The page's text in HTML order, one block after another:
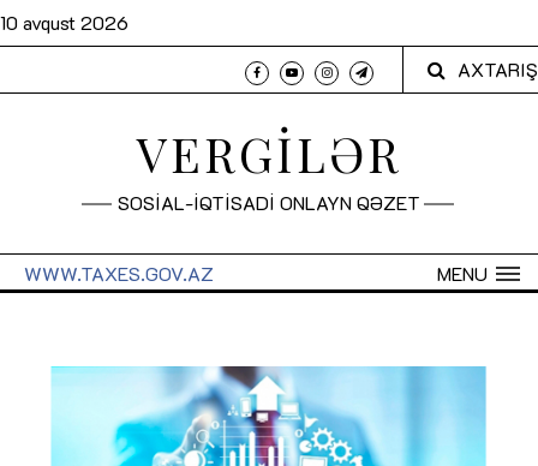
10 avqust 2026
AXTARIŞ
VERGİLƏR
SOSİAL-İQTİSADİ ONLAYN QƏZET
MENU
WWW.TAXES.GOV.AZ